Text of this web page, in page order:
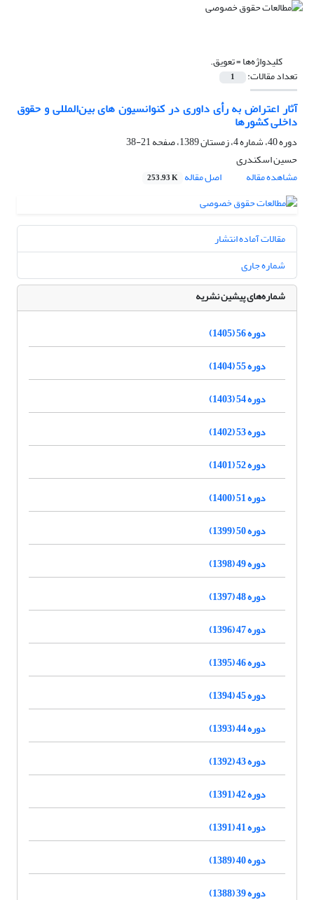
کلیدواژه‌ها =تعویق.
تعداد مقالات: 1
آثار اعتراض به رأی داوری در کنوانسیون های بین‌المللی و حقوق
داخلی کشورها
دوره 40، شماره 4، زمستان 1389، صفحه
21-38
حسین اسکندری
مشاهده مقاله
اصل مقاله 253.93 K
مقالات آماده انتشار
شماره جاری
شماره‌های پیشین نشریه
دوره 56 (1405)
دوره 55 (1404)
دوره 54 (1403)
دوره 53 (1402)
دوره 52 (1401)
دوره 51 (1400)
دوره 50 (1399)
دوره 49 (1398)
دوره 48 (1397)
دوره 47 (1396)
دوره 46 (1395)
دوره 45 (1394)
دوره 44 (1393)
دوره 43 (1392)
دوره 42 (1391)
دوره 41 (1391)
دوره 40 (1389)
دوره 39 (1388)